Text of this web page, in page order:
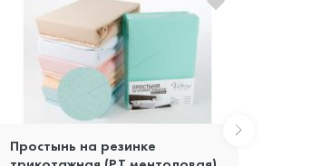
Простынь на резинке